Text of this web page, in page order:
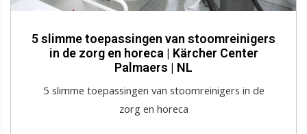
5 slimme toepassingen van stoomreinigers
in de zorg en horeca | Kärcher Center
Palmaers | NL
5 slimme toepassingen van stoomreinigers in de
zorg en horeca